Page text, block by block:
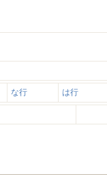
な行 は行